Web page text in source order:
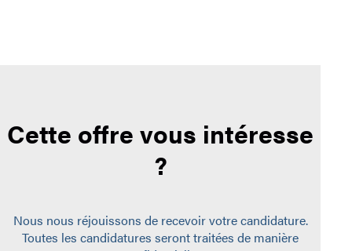
Cette offre vous intéresse
?
Nous nous réjouissons de recevoir votre candidature.
Toutes les candidatures seront traitées de manière